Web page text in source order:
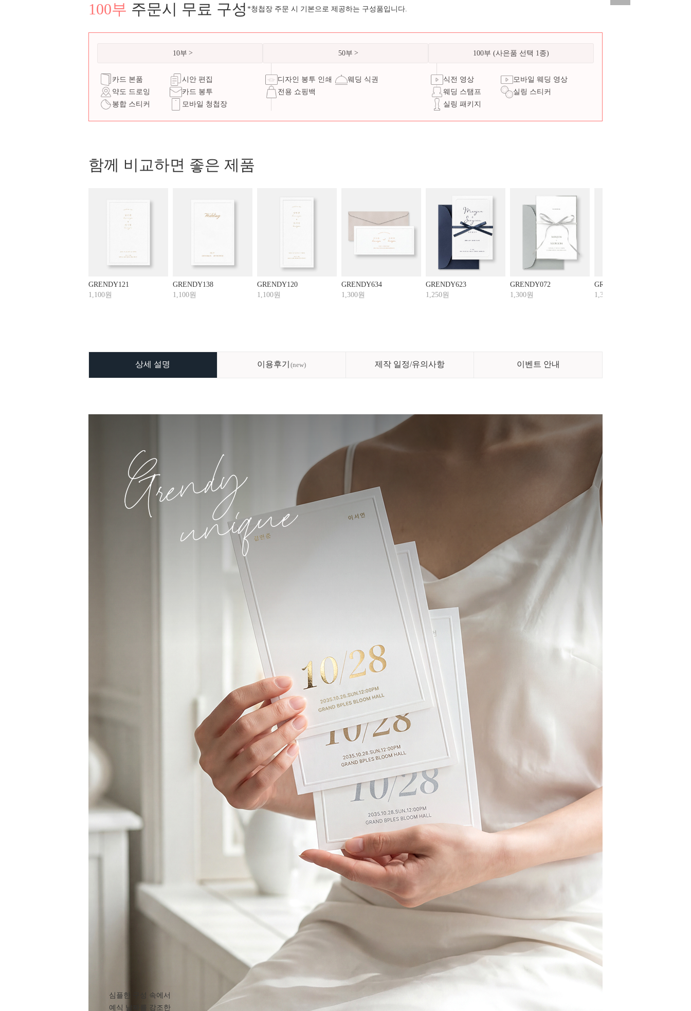
100부 주문시 무료 구성 *청첩장 주문 시 기본으로 제공하는 구성품입니다.
10부
카드 본품
시안 편집
약도 드로잉
카드 봉투
봉합 스티커
모바일 청첩장
50부
디자인 봉투 인쇄
웨딩 식권
전용 쇼핑백
100부 (사은품 선택 1종)
식전 영상
모바일 웨딩 영상
웨딩 스탬프
실링 스티커
실링 패키지
함께 비교하면 좋은 제품
GRENDY121
1,100원
GRENDY138
1,100원
GRENDY120
1,100원
GRENDY634
1,300원
GRENDY623
1,250원
GRENDY072
1,300원
GRENDY071
1,300원
상세 설명 이용후기new 제작 일정/유의사항 이벤트 안내
심플한 구성 속에서
예식 날짜를 강조한